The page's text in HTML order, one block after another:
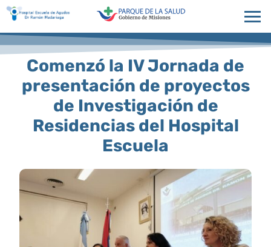
Comenzó la IV Jornada de
presentación de proyectos
de Investigación de
Residencias del Hospital
Escuela